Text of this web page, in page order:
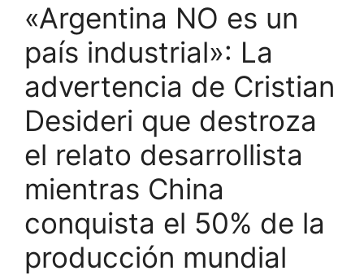
«Argentina NO es un
país industrial»: La
advertencia de Cristian
Desideri que destroza
el relato desarrollista
mientras China
conquista el 50% de la
producción mundial